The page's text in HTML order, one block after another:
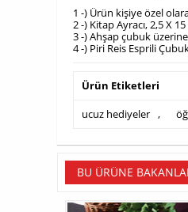
1 -) Ürün kişiye özel
2 -) Kitap Ayracı, 2,5 X
3 -) Ahşap çubuk
4 -) Piri Reis Esprili
Ürün Etiketleri
ucuz hediyeler ,
BU ÜRÜNE